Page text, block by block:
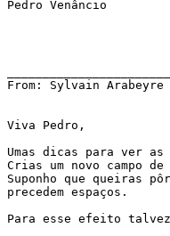
Pedro Venâncio
From: Sylvain Arabeyre
Viva Pedro,
Umas dicas para ver
Crias um novo campo
Suponho que queiras
precedem espaços.
Para esse efeito